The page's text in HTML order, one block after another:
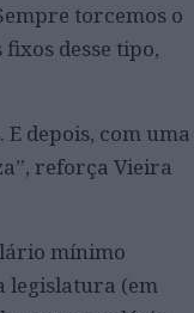
torcemos o
desse tipo,
depois, com uma
reforça Vieira
mínimo
legislatura (em